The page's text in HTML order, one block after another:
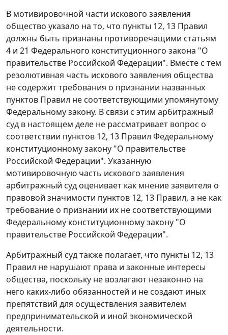
В мотивировочной части искового заявления
общество указало на то, что пункты 12, 13 Правил
должны быть признаны противоречащими статьям
4 и 21 Федерального конституционного закона "О
правительстве Российской Федерации". Вместе с тем
резолютивная часть искового заявления общества
не содержит требования о признании названных
пунктов Правил не соответствующими упомянутому
Федеральному закону. В связи с этим арбитражный
суд в настоящем деле не рассматривает вопрос о
соответствии пунктов 12, 13 Правил Федеральному
конституционному закону "О правительстве
Российской Федерации". Указанную
мотивировочную часть искового заявления
арбитражный суд оценивает как мнение заявителя о
правовой значимости пунктов 12, 13 Правил, а не как
требование о признании их не соответствующими
Федеральному конституционному закону "О
правительстве Российской Федерации".
Арбитражный суд также полагает, что пункты 12, 13
Правил не нарушают права и законные интересы
общества, поскольку не возлагают незаконно на
него каких-либо обязанностей и не создают иных
препятствий для осуществления заявителем
предпринимательской и иной экономической
деятельности.